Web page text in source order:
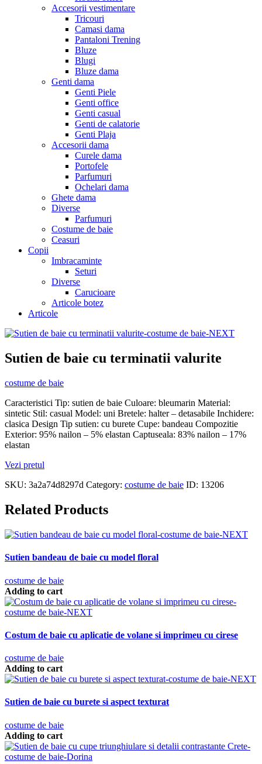
Accesorii vestimentare
Tricouri
Camasi dama
Pantaloni Trening
Bluze
Blugi
Bluze dama
Genti dama
Genti Piele
Genti office
Genti casual
Genti de calatorie
Genti Plaja
Accesorii dama
Curele dama
Portofele
Parfumuri
Ochelari dama
Ghete dama
Diverse
Parfumuri
Costume de baie
Ceasuri
Copii
Imbracaminte
Seturi
Diverse
Carucioare
Articole botez
Articole
Sutien de baie cu terminatii valurite
costume de baie
Caracteristici Tip: sutien de baie Culoare: bleumarin Material:
sintetic Stil: casual Model: uni Bretele: halter – detasabile Inchidere:
clasica Design Tip sutien: cu burete Cupe: bandeau Compozitie
Exterior: 95% nailon – 5% elastan Captuseala: 83% nailon – 17%
elastan
Vezi pretul
SKU: 3a2a74d8297d Category: costume de baie ID: 13206
Related Products
Sutien bandeau de baie cu model floral
costume de baie
Adding to cart
Costum de baie cu aplicatie de volane si imprimeu cu cirese
costume de baie
Adding to cart
Sutien de baie cu burete si aspect texturat
costume de baie
Adding to cart